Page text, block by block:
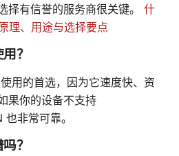
择有信誉的服务商很关键。 什
理、用途与选择要点
？
用的首选，因为它速度快、资
果你的设备不支持
非常可靠。
？